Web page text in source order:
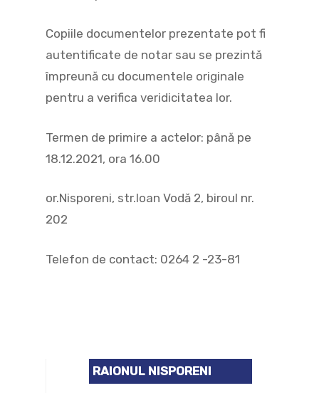
Copiile documentelor prezentate pot fi
autentificate de notar sau se prezintă
împreună cu documentele originale
pentru a verifica veridicitatea lor.
Termen de primire a actelor: până pe
18.12.2021, ora 16.00
or.Nisporeni, str.Ioan Vodă 2, biroul nr.
202
Telefon de contact: 0264 2 -23-81
RAIONUL NISPORENI